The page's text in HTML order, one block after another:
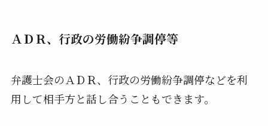
ＡＤＲ、行政の労働紛争調停等
弁護士会のＡＤＲ、行政の労働紛争調停などを利
用して相手方と話し合うこともできます。